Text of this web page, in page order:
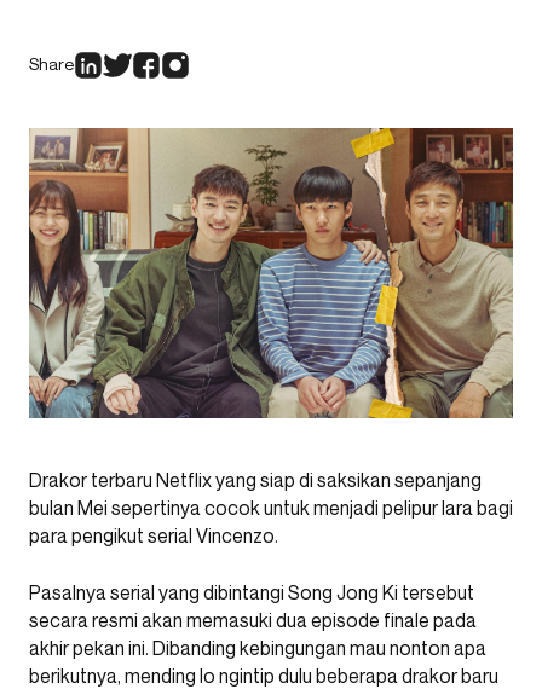
Share
Drakor terbaru Netflix yang siap di saksikan sepanjang
bulan Mei sepertinya cocok untuk menjadi pelipur lara bagi
para pengikut serial Vincenzo.
Pasalnya serial yang dibintangi Song Jong Ki tersebut
secara resmi akan memasuki dua episode finale pada
akhir pekan ini. Dibanding kebingungan mau nonton apa
berikutnya, mending lo ngintip dulu beberapa drakor baru